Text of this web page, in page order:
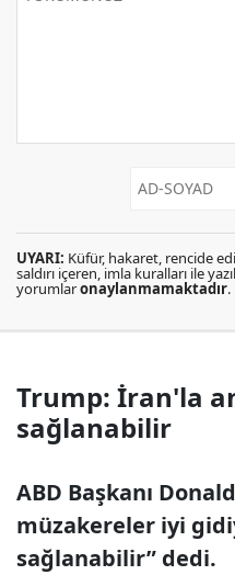
UYARI: Küfür, hakaret, rencide
saldırı içeren, imla kuralları ile
yorumlaronaylanmamaktadır.
Trump: İran'la
sağlanabilir
ABD Başkanı
müzakereler iyi
sağlanabilir” dedi.